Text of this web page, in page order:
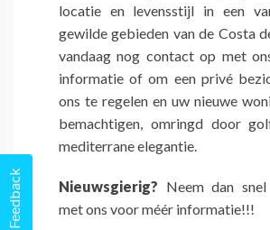
locatie en levensstijl in een
gewilde gebieden van de Costa
vandaag nog contact op met
informatie of om een privé
ons te regelen en uw nieuwe
bemachtigen, omringd door
mediterrane elegantie.
Nieuwsgierig? Neem dan
met ons voor méér informatie!!!
Feedback